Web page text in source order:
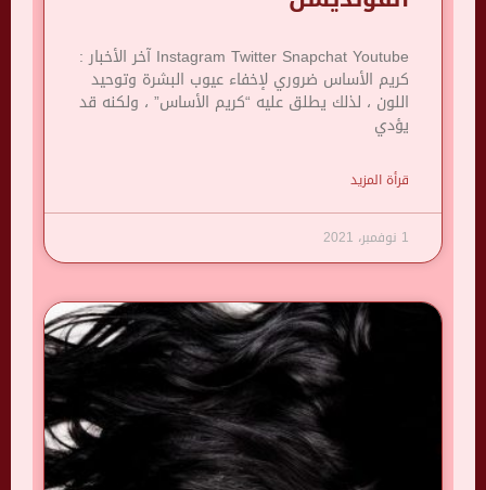
Instagram Twitter Snapchat Youtube آخر الأخبار :
كريم الأساس ضروري لإخفاء عيوب البشرة وتوحيد
اللون ، لذلك يطلق عليه “كريم الأساس” ، ولكنه قد
يؤدي
قرأة المزيد
1 نوفمبر، 2021